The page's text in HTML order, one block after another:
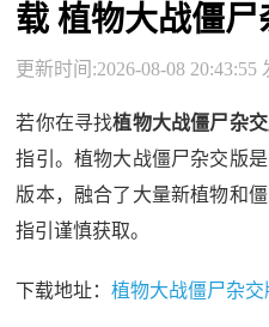
载 植物大战僵
更新时间:2026-08-08
若你在寻找植物大战僵尸杂
指引。植物大战僵尸杂交版
版本，融合了大量新植物和
指引谨慎获取。
下载地址：植物大战僵尸杂